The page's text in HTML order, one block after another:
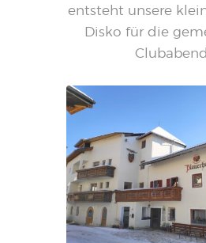
entsteht unsere
Disko für die